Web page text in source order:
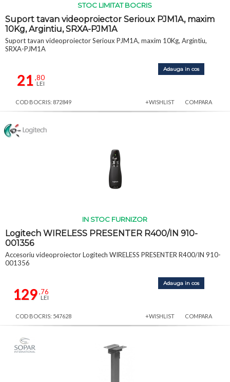
STOC LIMITAT BOCRIS
Suport tavan videoproiector Serioux PJM1A, maxim
10Kg, Argintiu, SRXA-PJM1A
Suport tavan videoproiector Serioux PJM1A, maxim 10Kg, Argintiu,
SRXA-PJM1A
21,80
LEI
Adauga in cos
COD BOCRIS: 872849 +WISHLIST COMPARA
IN STOC FURNIZOR
Logitech WIRELESS PRESENTER R400/IN 910-
001356
Accesoriu videoproiector Logitech WIRELESS PRESENTER R400/IN 910-
001356
129,76
LEI
Adauga in cos
COD BOCRIS: 547628 +WISHLIST COMPARA